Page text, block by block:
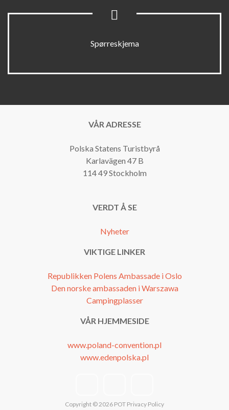
Spørreskjema
VÅR ADRESSE
Polska Statens Turistbyrå
Karlavägen 47 B
114 49 Stockholm
VERDT Å SE
Nyheter
VIKTIGE LINKER
Republikken Polens Ambassade i Oslo
Den norske ambassaden i Warszawa
Campingplasser
VÅR HJEMMESIDE
www.poland-convention.pl
www.edenpolska.pl
Copyright © 2026 POT Privacy Policy